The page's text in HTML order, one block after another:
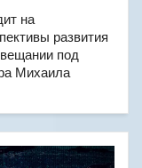
на
развития
под
Михаила